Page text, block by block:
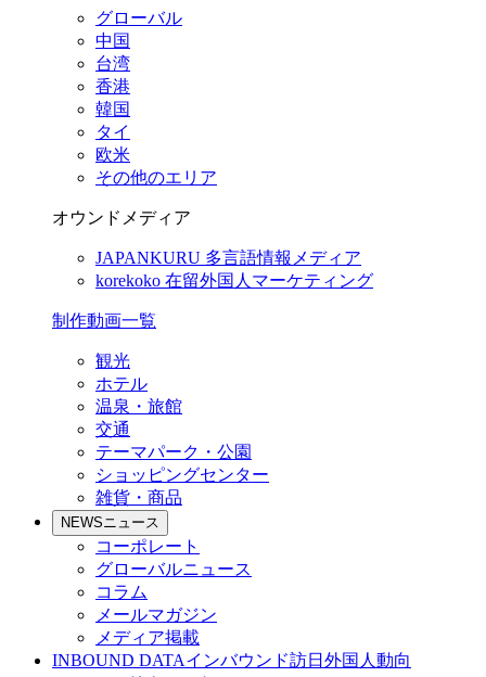
グローバル
中国
台湾
香港
韓国
タイ
欧米
その他のエリア
オウンドメディア
JAPANKURU 多言語情報メディア
korekoko 在留外国人マーケティング
制作動画一覧
観光
ホテル
温泉・旅館
交通
テーマパーク・公園
ショッピングセンター
雑貨・商品
NEWSニュース
コーポレート
グローバルニュース
コラム
メールマガジン
メディア掲載
INBOUND DATAインバウンド訪日外国人動向